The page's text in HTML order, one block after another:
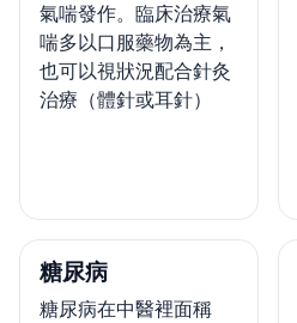
氣喘發作。臨床治療氣
喘多以口服藥物為主，
也可以視狀況配合針灸
治療（體針或耳針）
糖尿病
糖尿病在中醫裡面稱